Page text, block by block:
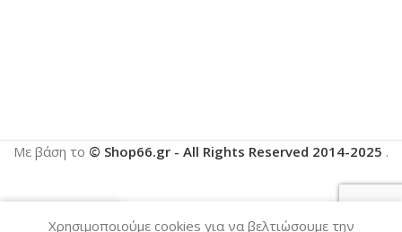
Με βάση το © Shop66.gr - All Rights Reserved 2014-2025 .
Χρησιμοποιούμε cookies για να βελτιώσουμε την